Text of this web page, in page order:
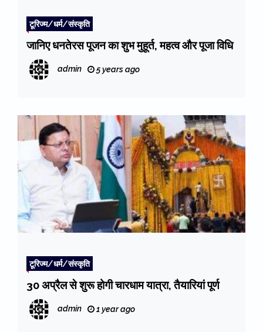
टूरिज्म/धर्म/संस्कृति
जानिए धनतेरस पूजन का शुभ मुहूर्त, महत्व और पूजा विधि
admin 5 years ago
टूरिज्म/धर्म/संस्कृति
30 अप्रैल से शुरू होगी चारधाम यात्रा, तैयारियां पूर्ण
admin 1 year ago